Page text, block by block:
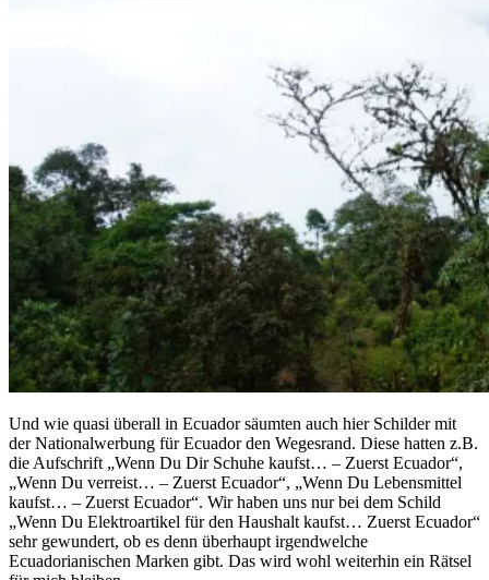
Und wie quasi überall in Ecuador säumten auch hier Schilder mit
der Nationalwerbung für Ecuador den Wegesrand. Diese hatten z.B.
die Aufschrift „Wenn Du Dir Schuhe kaufst… – Zuerst Ecuador“,
„Wenn Du verreist… – Zuerst Ecuador“, „Wenn Du Lebensmittel
kaufst… – Zuerst Ecuador“. Wir haben uns nur bei dem Schild
„Wenn Du Elektroartikel für den Haushalt kaufst… Zuerst Ecuador“
sehr gewundert, ob es denn überhaupt irgendwelche
Ecuadorianischen Marken gibt. Das wird wohl weiterhin ein Rätsel